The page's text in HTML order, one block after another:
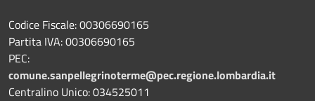
Codice Fiscale: 00306690165
Partita IVA: 00306690165
PEC:
comune.sanpellegrinoterme@pec.regione.lombardia.it
Centralino Unico: 034525011